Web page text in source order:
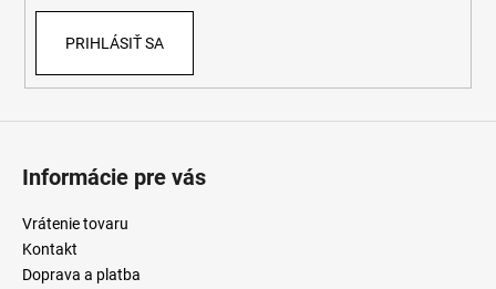
PRIHLÁSIŤ SA
Informácie pre vás
Vrátenie tovaru
Kontakt
Doprava a platba